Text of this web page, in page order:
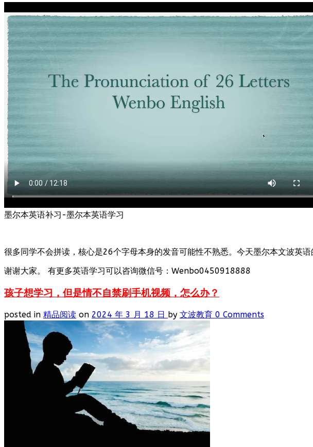
墨尔本英语补习-墨尔本英语学习
很多同学不会拼读，核心是26个字母本身的发音可能性不熟悉。今天墨尔本文波英
谢谢大家。 有更多英语学习可以咨询微信号：Wenbo0450918888
孩子想学习，但是情不自禁刷手机视频，怎么办？
posted in 精品阅读 on 2024 年 3 月 18 日 by 文波教育 0 Comments